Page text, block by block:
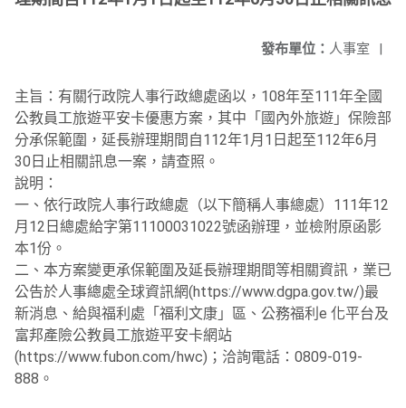
發布單位： 人事室 |
主旨：有關行政院人事行政總處函以，108年至111年全國
公教員工旅遊平安卡優惠方案，其中「國內外旅遊」保險部
分承保範圍，延長辦理期間自112年1月1日起至112年6月
30日止相關訊息一案，請查照。
說明：
一、依行政院人事行政總處（以下簡稱人事總處）111年12
月12日總處給字第11100031022號函辦理，並檢附原函影
本1份。
二、本方案變更承保範圍及延長辦理期間等相關資訊，業已
公告於人事總處全球資訊網(https://www.dgpa.gov.tw/)最
新消息、給與福利處「福利文康」區、公務福利e 化平台及
富邦產險公教員工旅遊平安卡網站
(https://www.fubon.com/hwc)；洽詢電話：0809-019-
888。